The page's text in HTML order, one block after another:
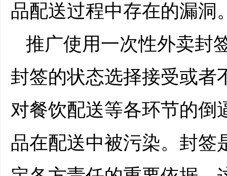
品配送过程中存在的漏洞
推广使用一次性外卖封
封签的状态选择接受或者
对餐饮配送等各环节的倒
品在配送中被污染。封签